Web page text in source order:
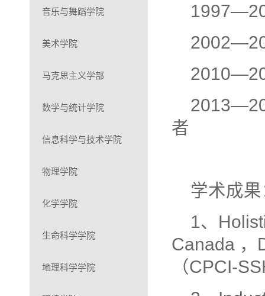
音乐与舞蹈学院
美术学院
马克思主义学部
数学与统计学院
信息科学与技术学院
物理学院
化学学院
生命科学学院
地理科学学院
者
学术成
1、
Canada ，
（CPCI-